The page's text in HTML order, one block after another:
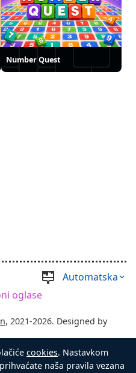
Number Quest
Automatska
oglase
, 2021-2026. Designed by
.
Gospodar škrinje
cookies. Nastavkom
naša pravila vezana